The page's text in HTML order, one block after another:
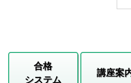
合格
システム
講座案